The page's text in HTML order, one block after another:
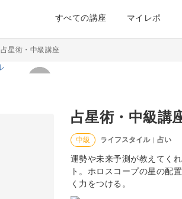
すべての講座 マイレポ
占星術・中級講座
占星術・中級講
中級 ライフスタイル | 占い
運勢や未来予測が教えてく
ト。ホロスコープの星の配
く力をつける。